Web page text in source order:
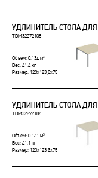
УДЛИНИТЕЛЬ СТОЛА
TDM32272108
Объем: 0.134 м³
Вес: 41.4 кг
Размер: 120x123,6x75
УДЛИНИТЕЛЬ СТОЛА
TDM32272184
Объем: 0.141 м³
Вес: 41.1 кг
Размер: 120x123,6x75